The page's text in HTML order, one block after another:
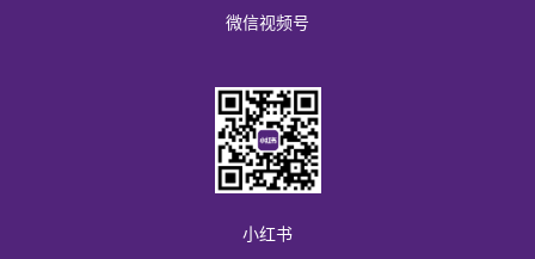
微信视频号
小红书